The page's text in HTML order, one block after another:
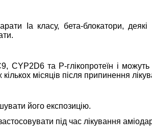
Ia класу, бета-блокатори, деякі
та P-глікопротеїн і можуть
місяців після припинення
його експозицію.
під час лікування